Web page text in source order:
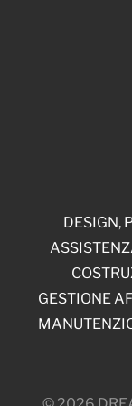
DESIGN,
GESTIONE